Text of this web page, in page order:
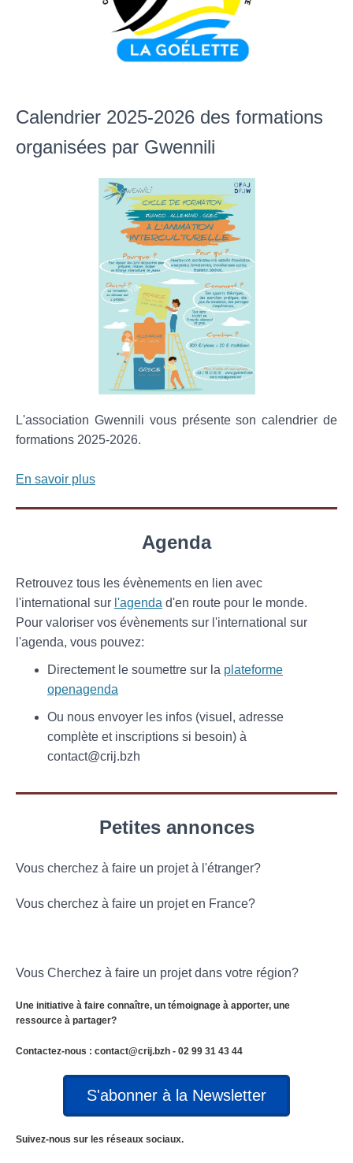
Calendrier 2025-2026 des formations
organisées par Gwennili
L'association Gwennili vous présente son calendrier de
formations 2025-2026.
En savoir plus
Agenda
Retrouvez tous les évènements en lien avec
l'international sur l'agenda d'en route pour le monde.
Pour valoriser vos évènements sur l'international sur
l'agenda, vous pouvez:
Directement le soumettre sur la plateforme
openagenda
Ou nous envoyer les infos (visuel, adresse
complète et inscriptions si besoin) à
contact@crij.bzh
Petites annonces
Vous cherchez à faire un projet à l'étranger?
Vous cherchez à faire un projet en France?
Vous Cherchez à faire un projet dans votre région?
Une initiative à faire connaître, un témoignage à apporter, une
ressource à partager?
Contactez-nous : contact@crij.bzh - 02 99 31 43 44
S'abonner à la Newsletter
Suivez-nous sur les réseaux sociaux.